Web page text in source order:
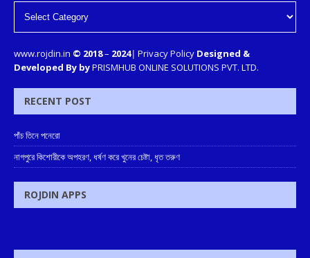
www.rojdin.in © 2018– 2024| Privacy Policy Designed &
Developed By byPRISMHUB ONLINE SOLUTIONS PVT. LTD.
RECENT POST
পাঁচ তিনে পনেরো
নাগপুরে কিশোরীকে অপহরণ, ধর্ষণ করে খুনের চেষ্টা, ধৃত তরুণ
ROJDIN APPS